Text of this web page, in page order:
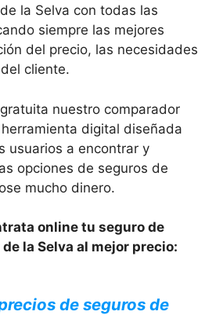
la Selva con todas las
siempre las mejores
del precio, las necesidades
cliente.
nuestro comparador
digital diseñada
usuarios a encontrar y
opciones de seguros de
mucho dinero.
online tu seguro de
la Selva al mejor precio:
de seguros de